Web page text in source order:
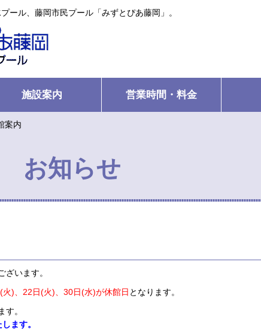
ール、藤岡市民プール「みずとぴあ藤岡」。
施設案内 営業時間・料金
案内
お知らせ
ざいます。
)、22日(火)、30日(水)が休館日 となります。
。
ます。